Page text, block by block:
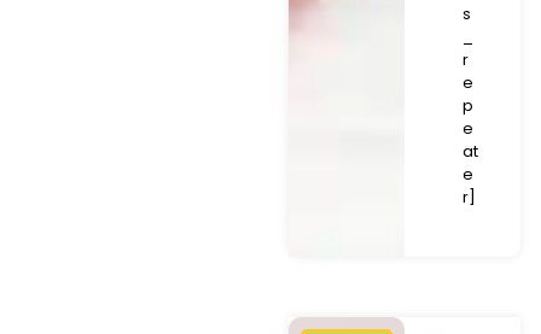
s
r
e
p
e
at
e
r]